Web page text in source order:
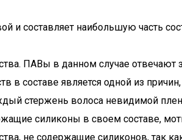
и составляет наибольшую часть
ПАВы в данном случае
в составе является одной из
стержень волоса невидимой
силиконы в своем составе,
не содержащие силиконов, так